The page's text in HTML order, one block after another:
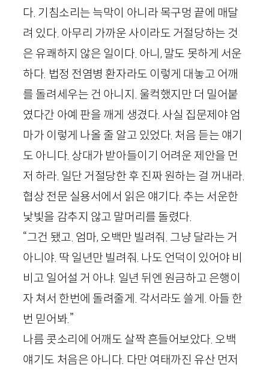
다. 기침소리는 늑막이 아니라 목구멍 끝에 매달
려 있다. 아무리 가까운 사이라도 거절당하는 것
은 유쾌하지 않은 일이다. 아니, 말도 못하게 서운
하다. 법정 전염병 환자라도 이렇게 대놓고 어깨
를 돌려세우는 건 아니지. 울컥했지만 더 밀어붙
였다간 아예 판을 깨게 생겼다. 사실 집문제야 엄
마가 이렇게 나올 줄 알고 있었다. 처음 듣는 얘기
도 아니다. 상대가 받아들이기 어려운 제안을 먼
저 하라. 일단 거절당한 후 진짜 원하는 걸 꺼내라.
협상 전문 실용서에서 읽은 얘기다. 추는 서운한
낯빛을 감추지 않고 말머리를 돌렸다.
“그건 됐고. 엄마, 오백만 빌려줘. 그냥 달라는 거
아니야. 딱 일년만 빌려줘. 나도 언덕이 있어야 비
비고 일어설 거 아냐. 일년 뒤엔 원금하고 은행이
자 쳐서 한번에 돌려줄게. 각서라도 쓸게. 아들 한
번 믿어봐.”
나름 콧소리에 어깨도 살짝 흔들어보았다. 오백
얘기도 처음은 아니다. 다만 여태까진 유산 먼저